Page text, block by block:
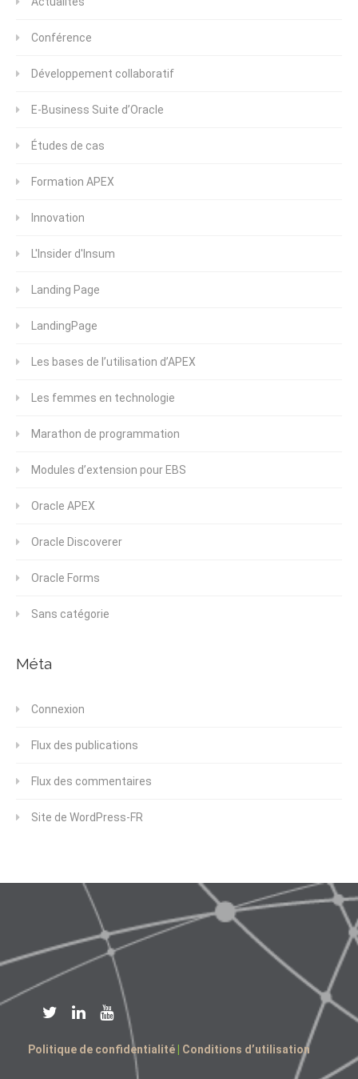
Conférence
Développement collaboratif
E-Business Suite d’Oracle
Études de cas
Formation APEX
Innovation
L'Insider d'Insum
Landing Page
LandingPage
Les bases de l’utilisation d’APEX
Les femmes en technologie
Marathon de programmation
Modules d’extension pour EBS
Oracle APEX
Oracle Discoverer
Oracle Forms
Sans catégorie
Méta
Connexion
Flux des publications
Flux des commentaires
Site de WordPress-FR
Politique de confidentialité Conditions d’utilisation